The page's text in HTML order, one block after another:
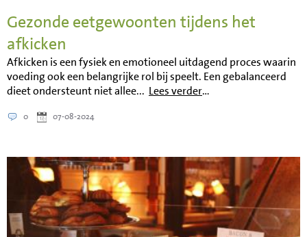
Gezonde eetgewoonten tijdens het
afkicken
Afkicken is een fysiek en emotioneel uitdagend proces waarin
voeding ook een belangrijke rol bij speelt. Een gebalanceerd
dieet ondersteunt niet allee... Lees verder…
0 07-08-2024